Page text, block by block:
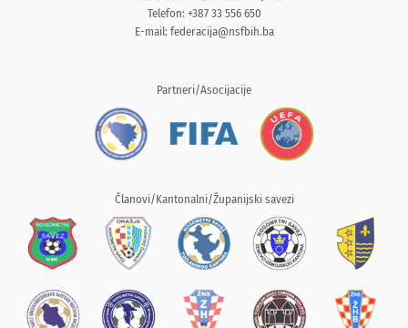
Telefon: +387 33 556 650
E-mail: federacija@nsfbih.ba
Partneri/Asocijacije
Članovi/Kantonalni/Županijski savezi